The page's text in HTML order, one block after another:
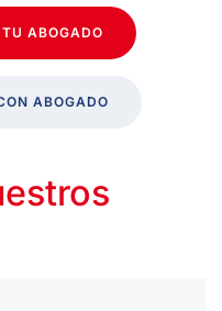
ABOGADO
ABOGADO